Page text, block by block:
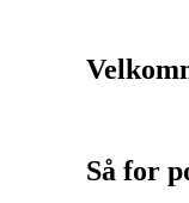
Så for